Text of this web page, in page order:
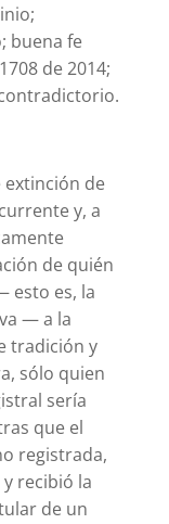
buena fe
de 2014;
extinción de
y, a
de quién
esto es, la
— a la
tradición y
sólo quien
sería
que el
registrada,
recibió la
de un